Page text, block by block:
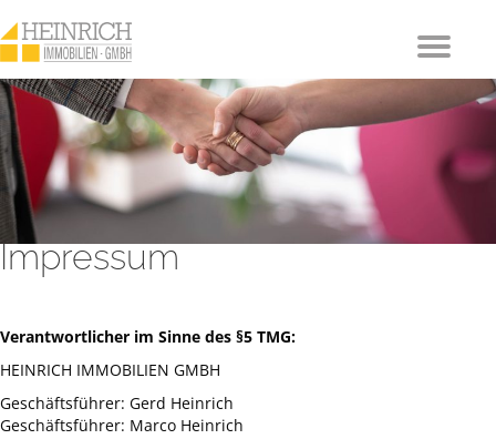
Impressum
Verantwortlicher im Sinne des §5 TMG:
HEINRICH IMMOBILIEN GMBH
Geschäftsführer: Gerd Heinrich
Geschäftsführer: Marco Heinrich